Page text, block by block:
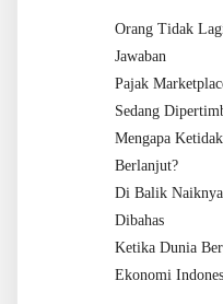
Orang Tidak
Jawaban
Pajak
Sedang
Mengapa
Berlanjut?
Di Balik
Dibahas
Ketika Dunia
Ekonomi